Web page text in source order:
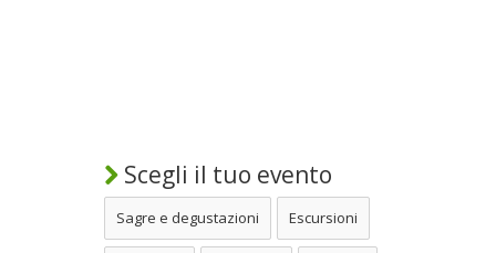
Scegli il tuo evento
Sagre e degustazioni Escursioni